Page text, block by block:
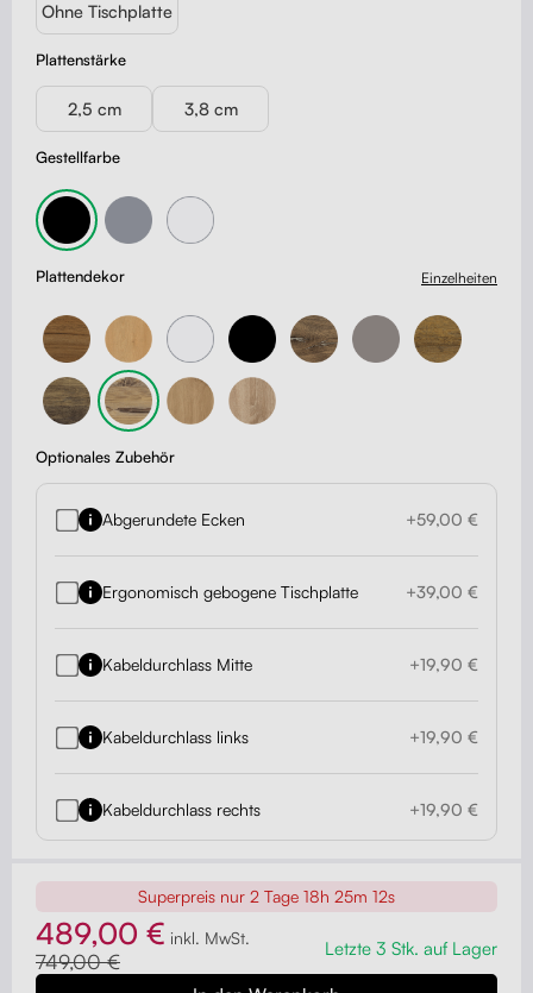
Gestellfarbe
Plattenstärke
2,5 cm 3,8 cm
Ohne Tischplatte
Plattendekor Einzelheiten
Optionales Zubehör
Abgerundete Ecken +59,00 €
Ergonomisch gebogene Tischplatte +39,00 €
Kabeldurchlass Mitte +19,90 €
Kabeldurchlass links +19,90 €
Kabeldurchlass rechts +19,90 €
Superpreis nur 2 Tage 18h 25m 09s
489,00 € inkl. MwSt.
749,00 €
Letzte 3 Stk. auf Lager